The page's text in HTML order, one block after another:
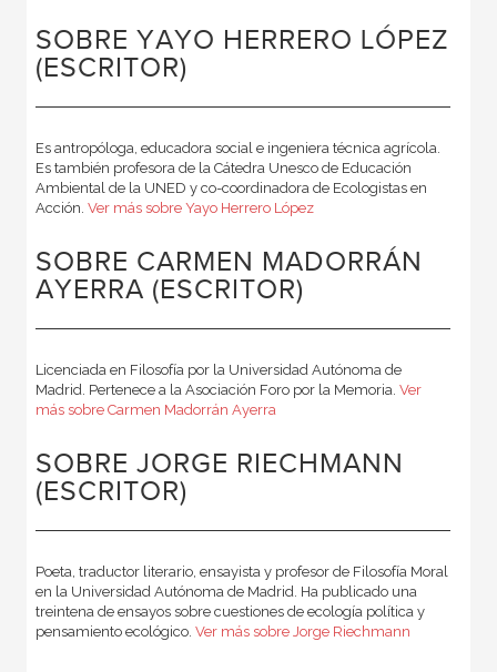
SOBRE YAYO HERRERO LÓPEZ
(ESCRITOR)
Es antropóloga, educadora social e ingeniera técnica agrícola.
Es también profesora de la Cátedra Unesco de Educación
Ambiental de la UNED y co-coordinadora de Ecologistas en
Acción. Ver más sobre Yayo Herrero López
SOBRE CARMEN MADORRÁN
AYERRA (ESCRITOR)
Licenciada en Filosofía por la Universidad Autónoma de
Madrid. Pertenece a la Asociación Foro por la Memoria. Ver
más sobre Carmen Madorrán Ayerra
SOBRE JORGE RIECHMANN
(ESCRITOR)
Poeta, traductor literario, ensayista y profesor de Filosofía Moral
en la Universidad Autónoma de Madrid. Ha publicado una
treintena de ensayos sobre cuestiones de ecología política y
pensamiento ecológico. Ver más sobre Jorge Riechmann